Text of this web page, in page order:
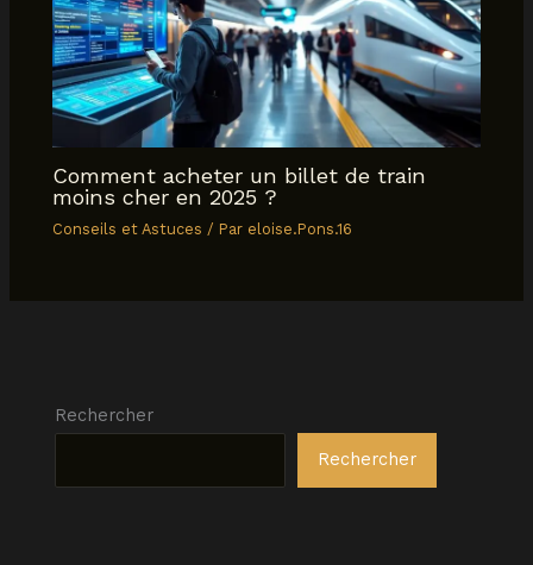
Comment acheter un billet de train
moins cher en 2025 ?
Conseils et Astuces / Par eloise.Pons.16
Rechercher
Rechercher